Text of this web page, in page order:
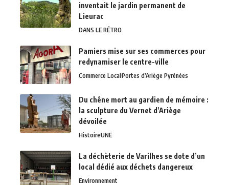
inventait le jardin permanent de
Lieurac
DANS LE RÉTRO
Pamiers mise sur ses commerces pour
redynamiser le centre-ville
Commerce LocalPortes d’Ariège Pyrénées
Du chêne mort au gardien de mémoire :
la sculpture du Vernet d’Ariège
dévoilée
HistoireUNE
La déchèterie de Varilhes se dote d’un
local dédié aux déchets dangereux
Environnement